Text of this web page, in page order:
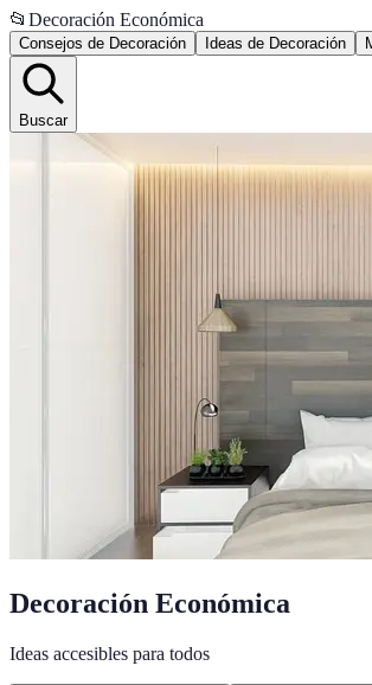
📂 Decoración Económica
Consejos de Decoración Ideas de Decoración
Buscar
Decoración Económica
Ideas accesibles para todos